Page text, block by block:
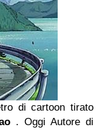
di cartoon tirato
. Oggi Autore di